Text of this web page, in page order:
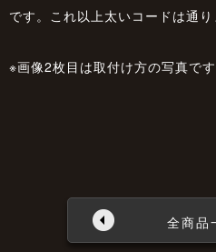
です。これ以上太いコードは通り
※画像2枚目は取付け方の写真です
全商品